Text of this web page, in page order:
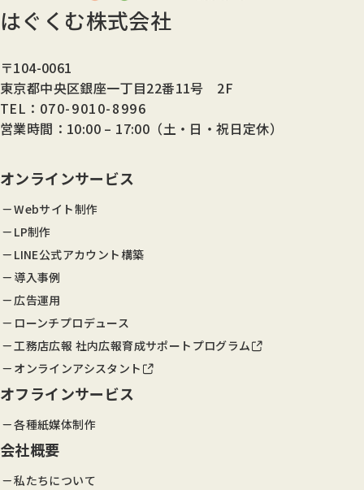
はぐくむ株式会社
〒104-0061
東京都中央区銀座一丁目22番11号 2F
TEL： 070-9010-8996
営業時間：10:00 – 17:00（土・日・祝日定休）
オンラインサービス
Webサイト制作
LP制作
LINE公式アカウント構築
導入事例
広告運用
ローンチプロデュース
工務店広報 社内広報育成サポートプログラム
オンラインアシスタント
オフラインサービス
各種紙媒体制作
会社概要
私たちについて